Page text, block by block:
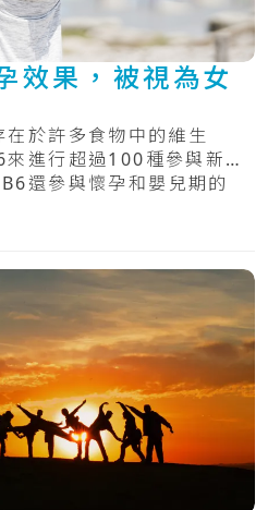
效果，被視為女
於許多食物中的維生
進行超過100種參與新陳
還參與懷孕和嬰兒期的